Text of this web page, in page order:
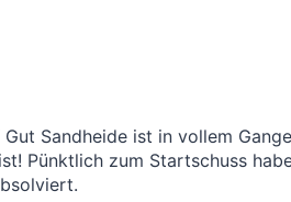
Sandheide ist in vollem
Pünktlich zum Startschuss